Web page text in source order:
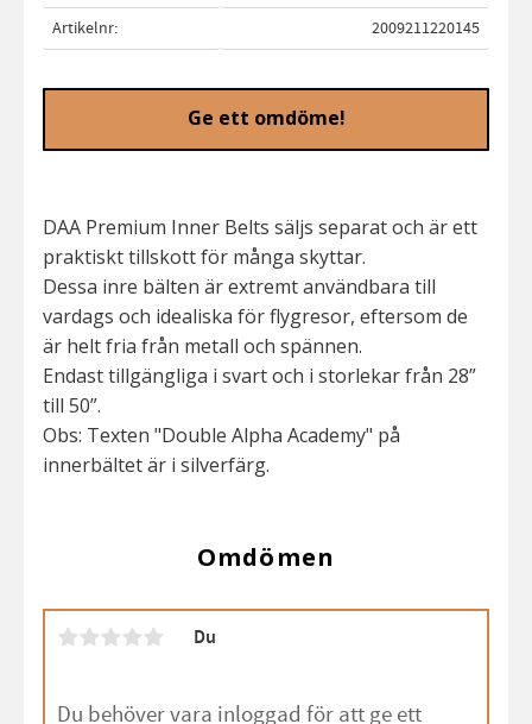
Artikelnr
2009211220145
Ge ett omdöme!
DAA Premium Inner Belts säljs separat och är ett
praktiskt tillskott för många skyttar.
Dessa inre bälten är extremt användbara till
vardags och idealiska för flygresor, eftersom de
är helt fria från metall och spännen.
Endast tillgängliga i svart och i storlekar från 28”
till 50”.
Obs: Texten "Double Alpha Academy" på
innerbältet är i silverfärg.
Omdömen
Du